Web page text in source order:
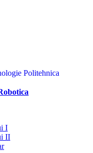
Politehnica
I
II